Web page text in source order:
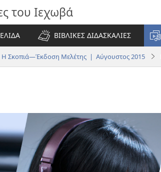
του Ιεχωβά
ΒΙΒΛΙΚΕΣ ΔΙΔΑΣΚΑΛΙΕΣ
Η Σκοπιά—Έκδοση Μελέτης | Αύγουστος 2015